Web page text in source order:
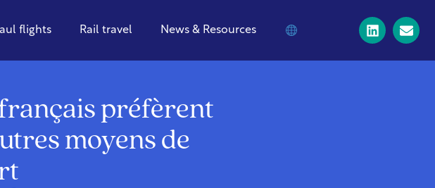
flights Rail travel News & Resources
préfèrent
moyens de